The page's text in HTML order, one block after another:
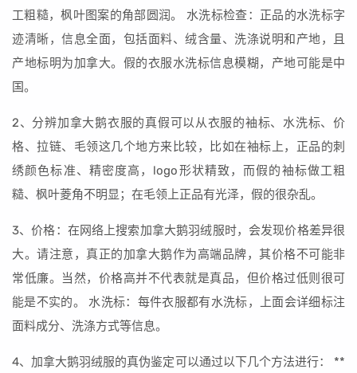
工粗糙，枫叶图案的角部圆润。 水洗标检查：正品的水洗标字
迹清晰，信息全面，包括面料、绒含量、洗涤说明和产地，且
产地标明为加拿大。假的衣服水洗标信息模糊，产地可能是中
国。
2、分辨加拿大鹅衣服的真假可以从衣服的袖标、水洗标、价
格、拉链、毛领这几个地方来比较，比如在袖标上，正品的刺
绣颜色标准、精密度高，logo形状精致，而假的袖标做工粗
糙、枫叶菱角不明显；在毛领上正品有光泽，假的很杂乱。
3、价格：在网络上搜索加拿大鹅羽绒服时，会发现价格差异很
大。请注意，真正的加拿大鹅作为高端品牌，其价格不可能非
常低廉。当然，价格高并不代表就是真品，但价格过低则很可
能是不实的。 水洗标：每件衣服都有水洗标，上面会详细标注
面料成分、洗涤方式等信息。
4、加拿大鹅羽绒服的真伪鉴定可以通过以下几个方法进行： **